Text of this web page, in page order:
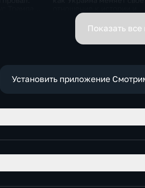
почему
Показать
Установить приложение